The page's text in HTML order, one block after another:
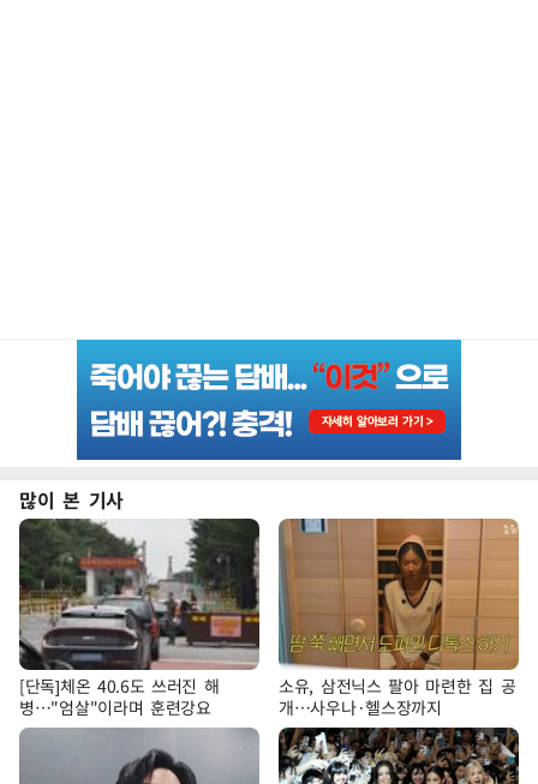
많이 본 기사
[단독]체온 40.6도 쓰러진 해
병…"엄살"이라며 훈련강요
소유, 삼전닉스 팔아 마련한 집 공
개…사우나·헬스장까지